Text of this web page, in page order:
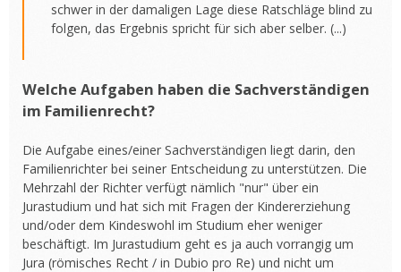
schwer in der damaligen Lage diese Ratschläge blind zu
folgen, das Ergebnis spricht für sich aber selber. (...)
Welche Aufgaben haben die Sachverständigen
im Familienrecht?
Die Aufgabe eines/einer Sachverständigen liegt darin, den
Familienrichter bei seiner Entscheidung zu unterstützen. Die
Mehrzahl der Richter verfügt nämlich "nur" über ein
Jurastudium und hat sich mit Fragen der Kindererziehung
und/oder dem Kindeswohl im Studium eher weniger
beschäftigt. Im Jurastudium geht es ja auch vorrangig um
Jura (römisches Recht / in Dubio pro Re) und nicht um